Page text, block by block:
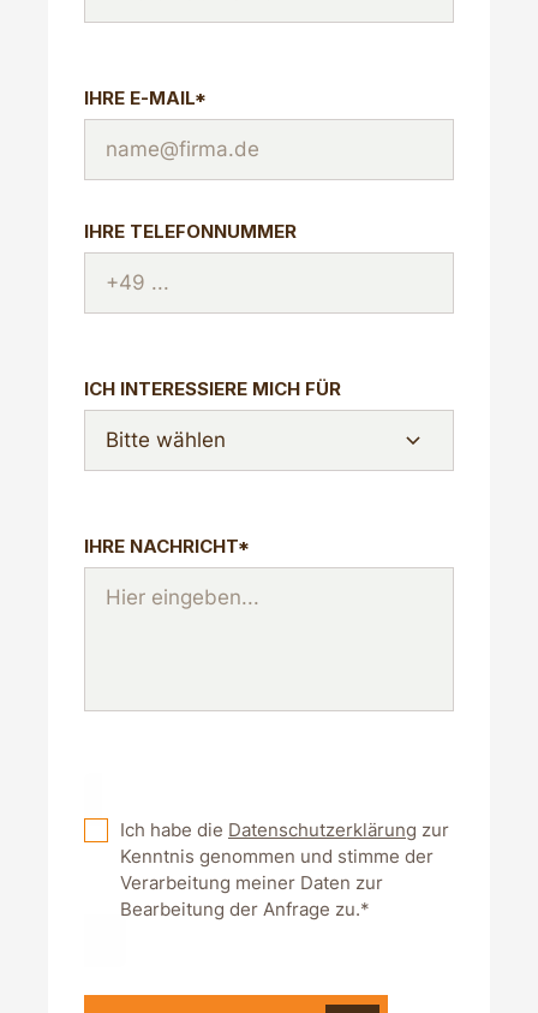
IHRE E-MAIL*
IHRE TELEFONNUMMER
ICH INTERESSIERE MICH FÜR
IHRE NACHRICHT*
Ich habe die Datenschutzerklärung zur
Kenntnis genommen und stimme der
Verarbeitung meiner Daten zur
Bearbeitung der Anfrage zu.*